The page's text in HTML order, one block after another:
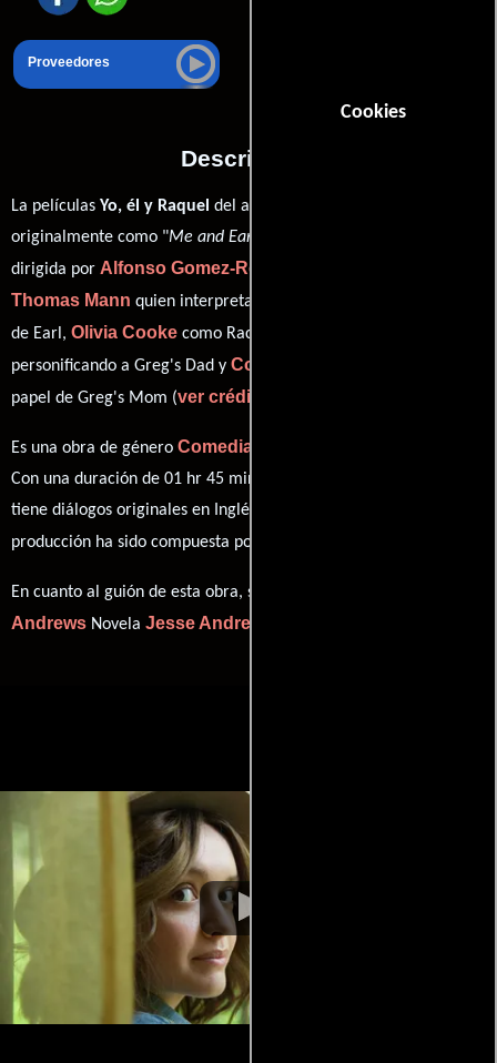
Cookies
Proveedores
Descripción
La películas Yo, él y Raquel del año 2015, conocida
originalmente como "Me and Earl and the Dying Girl
dirigida por Alfonso Gomez-Rejon
Thomas Mann quien interpreta a Greg,
de Earl, Olivia Cooke como Rachel,
personificando a Greg's Dad y Connie Britton
papel de Greg's Mom (ver créditos completos
Es una obra de género Comedia
Con una duración de 01 hr 45 min (105 minutos), esta película
tiene diálogos originales en Inglés
producción ha sido compuesta por
En cuanto al guión de esta obra, se encuentra a cargo de
Andrews Novela Jesse Andrews